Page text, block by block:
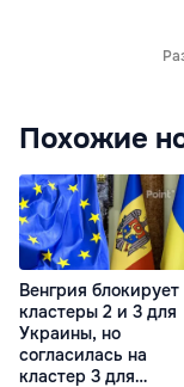
Похожие
Венгрия блокирует
кластеры 2 и 3 для
Украины, но
согласилась на
кластер 3 для